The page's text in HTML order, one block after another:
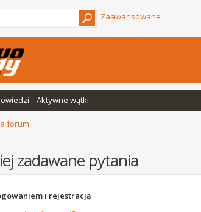
Zaawansowane
Aktywne wątki
forum
zadawane pytania
i rejestracją